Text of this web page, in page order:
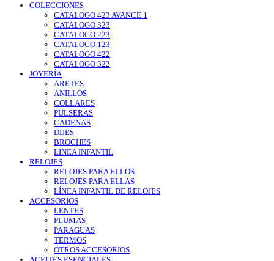
COLECCIONES
CATALOGO 423 AVANCE 1
CATALOGO 323
CATALOGO 223
CATALOGO 123
CATALOGO 422
CATALOGO 322
JOYERÍA
ARETES
ANILLOS
COLLARES
PULSERAS
CADENAS
DIJES
BROCHES
LINEA INFANTIL
RELOJES
RELOJES PARA ELLOS
RELOJES PARA ELLAS
LÍNEA INFANTIL DE RELOJES
ACCESORIOS
LENTES
PLUMAS
PARAGUAS
TERMOS
OTROS ACCESORIOS